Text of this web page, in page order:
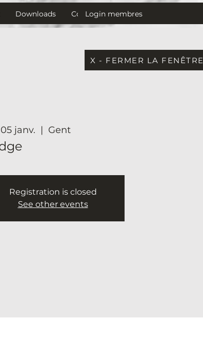
Downloads ContactLogin membres
janv.
  |
Gent
Registration is closed
See other events
X - FERMER LA FENÊTRE